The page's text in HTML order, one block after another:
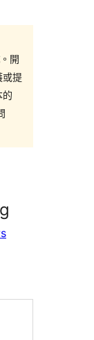
。開
或提
的